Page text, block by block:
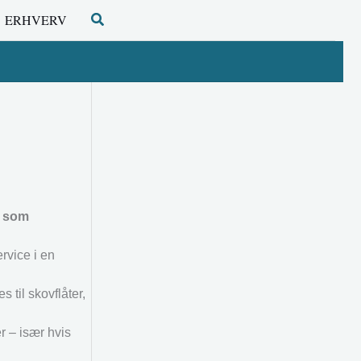
ERHVERV Søg
som
i en
til skovflåter,
– især hvis